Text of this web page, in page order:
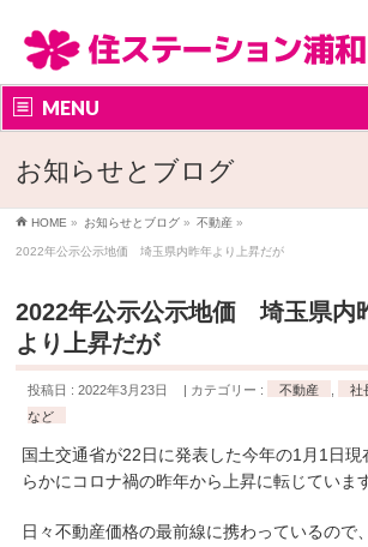
MENU
お知らせとブログ
HOME » お知らせとブログ » 不動産 »
2022年公示公示地価 埼玉県内昨年より上昇だが
2022年公示公示地価 埼玉県内
より上昇だが
投稿日 : 2022年3月23日 カテゴリー : 不動産 社
など
国土交通省が22日に発表した今年の1月1日現
らかにコロナ禍の昨年から上昇に転じていま
日々不動産価格の最前線に携わっているので